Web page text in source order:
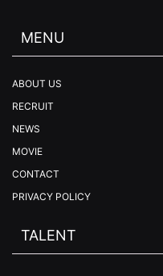
MENU
ABOUT US
RECRUIT
NEWS
MOVIE
CONTACT
PRIVACY POLICY
TALENT